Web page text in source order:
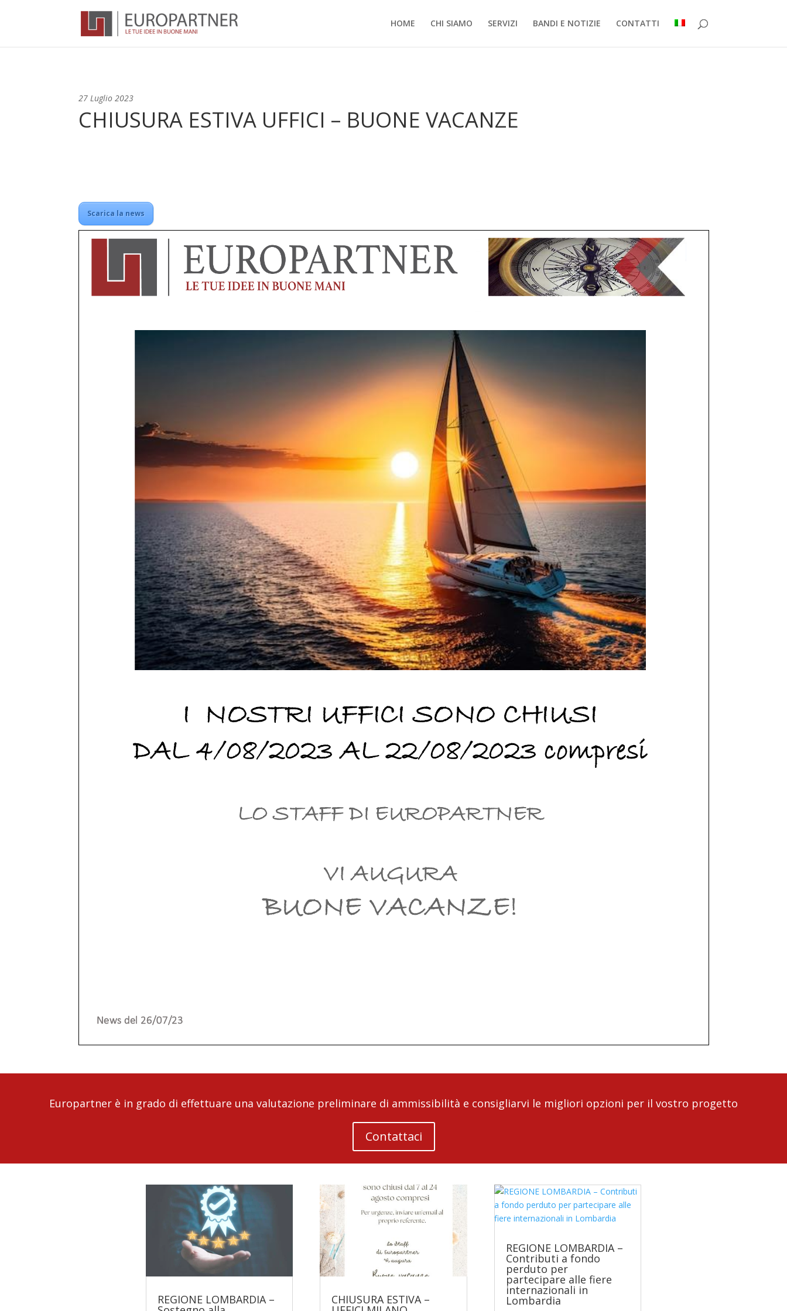
HOME CHI SIAMO SERVIZI BANDI E NOTIZIE CONTATTI
27 Luglio 2023
CHIUSURA ESTIVA UFFICI – BUONE VACANZE
Scarica la news
Europartner è in grado di effettuare una valutazione preliminare di ammissibilità e consigliarvi le migliori opzioni per il vostro progetto
Contattaci
REGIONE LOMBARDIA – CHIUSURA ESTIVA –
REGIONE LOMBARDIA –
Contributi a fondo
perduto per
partecipare alle fiere
internazionali in
Lombardia